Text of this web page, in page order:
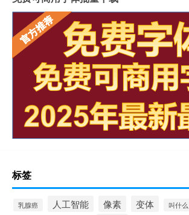
标签
乳腺癌 人工智能 像素 变体 叫什么